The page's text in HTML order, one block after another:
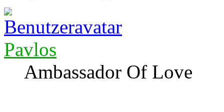
Pavlos
Ambassador Of Love